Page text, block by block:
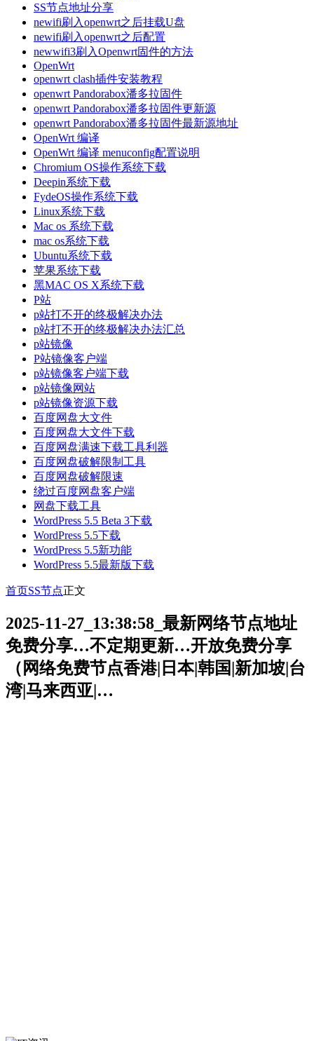
SS节点地址分享
newifi刷入openwrt之后挂载U盘
newifi刷入openwrt之后配置
newwifi3刷入Openwrt固件的方法
OpenWrt
openwrt clash插件安装教程
openwrt Pandorabox潘多拉固件
openwrt Pandorabox潘多拉固件更新源
openwrt Pandorabox潘多拉固件最新源地址
OpenWrt 编译
OpenWrt 编译 menuconfig配置说明
Chromium OS操作系统下载
Deepin系统下载
FydeOS操作系统下载
Linux系统下载
Mac os 系统下载
mac os系统下载
Ubuntu系统下载
苹果系统下载
黑MAC OS X系统下载
P站
p站打不开的终极解决办法
p站打不开的终极解决办法汇总
p站镜像
P站镜像客户端
p站镜像客户端下载
p站镜像网站
p站镜像资源下载
百度网盘大文件
百度网盘大文件下载
百度网盘满速下载工具利器
百度网盘破解限制工具
百度网盘破解限速
绕过百度网盘客户端
网盘下载工具
WordPress 5.5 Beta 3下载
WordPress 5.5下载
WordPress 5.5新功能
WordPress 5.5最新版下载
首页SS节点正文
2025-11-27_13:38:58_最新网络节点地址
免费分享…不定期更新…开放免费分享
（网络免费节点香港|日本|韩国|新加坡|台
湾|马来西亚|…